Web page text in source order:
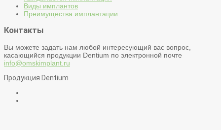
Виды имплантов
Преимущества имплантации
Контакты
Вы можете задать нам любой интересующий вас вопрос,
касающийся продукции Dentium по электронной почте
info@omskimplant.ru
Продукция Dentium